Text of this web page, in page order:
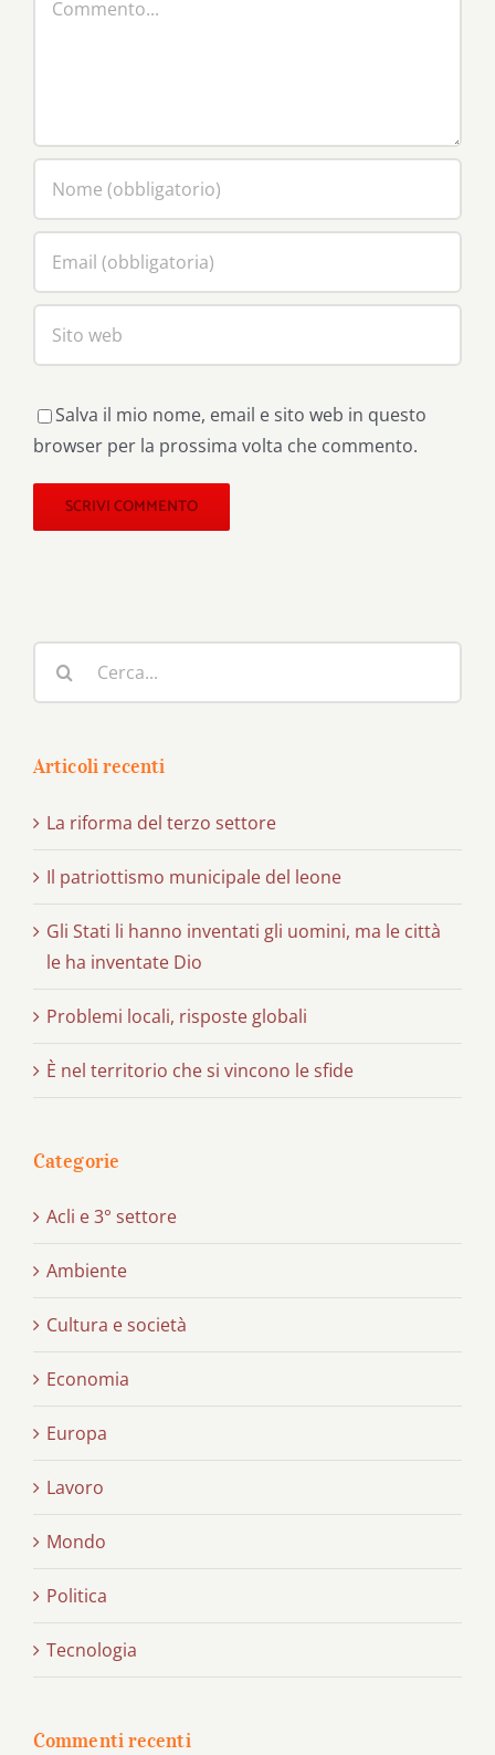
Salva il mio nome, email e sito web in questo
browser per la prossima volta che commento.
per:
Articoli recenti
La riforma del terzo settore
Il patriottismo municipale del leone
Gli Stati li hanno inventati gli uomini, ma le città
le ha inventate Dio
Problemi locali, risposte globali
È nel territorio che si vincono le sfide
Categorie
Acli e 3° settore
Ambiente
Cultura e società
Economia
Europa
Lavoro
Mondo
Politica
Tecnologia
Commenti recenti